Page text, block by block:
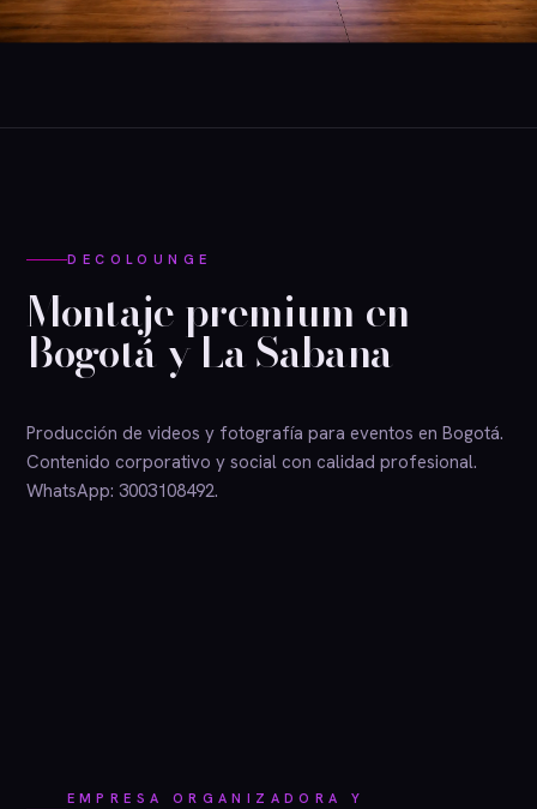
DECOLOUNGE
Montaje premium en
Bogotá y La Sabana
Producción de videos y fotografía para eventos en Bogotá.
Contenido corporativo y social con calidad profesional.
WhatsApp: 3003108492.
EMPRESA ORGANIZADORA Y